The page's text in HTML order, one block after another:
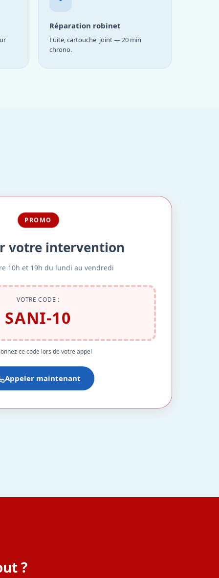
Réparation robinet
Fuite, cartouche, joint — 20 min
chrono.
PROMO
votre intervention
10h et 19h du lundi au vendredi
VOTRE CODE :
SANI-10
ce code lors de votre appel
Appeler maintenant
?